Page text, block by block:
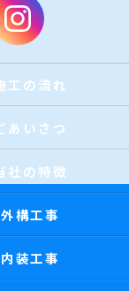
工の流れ
あいさつ
社の特徴
外構工事
内装工事